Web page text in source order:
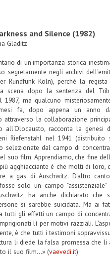
and Silence (1982)
Gladitz
di un'importanza storica
segretamente negli archivi
Rundfunk Köln), perché la
scena dopo la sentenza del
1987, ma qualcuno
fa, dopo appena un anno
attraverso la collaborazione
all'Olocausto, racconta la genesi
Riefenstahl nel 1941
dal campo di
suo film. Apprendiamo, che fine
agghiacciante è che molti di loro,
a gas di Auschwitz. D'altro
solo un campo
ha anche dichiarato che
si sarebbe suicidata. Ma ai
tutti gli effetti un campo di
lì per motivi razziali.
è che tutti i testimoni
li diede la falsa promessa che li
il suo film...» (vaevedi.it)